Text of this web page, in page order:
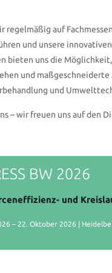
regelmäßig auf
und unsere
bieten uns die
und
und
– wir freuen uns auf den
BW 2026
und
– 22. Oktober 2026 |